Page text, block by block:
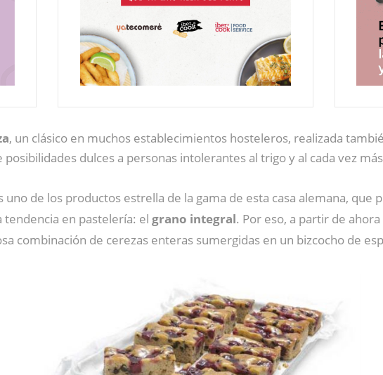
, un clásico en muchos establecimientos hosteleros, realizada
dulces a personas intolerantes al trigo y al cada vez
uno de los productos estrella de la gama de esta casa alemana, que
en pastelería: el grano integral. Por eso, a partir de
combinación de cerezas enteras sumergidas en un bizcocho de